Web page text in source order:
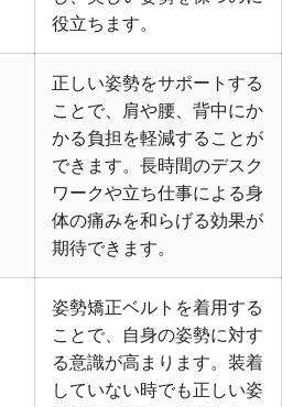
役立ちます。
正しい姿勢をサポートする
ことで、肩や腰、背中にか
かる負担を軽減することが
できます。長時間のデスク
ワークや立ち仕事による身
体の痛みを和らげる効果が
期待できます。
姿勢矯正ベルトを着用する
ことで、自身の姿勢に対す
る意識が高まります。装着
していない時でも正しい姿